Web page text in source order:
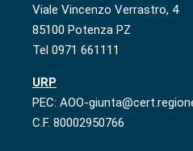
Viale Vincenzo Verrastro, 4
85100 Potenza PZ
Tel 0971 661111
URP
PEC: AOO-
C.F. 80002950766